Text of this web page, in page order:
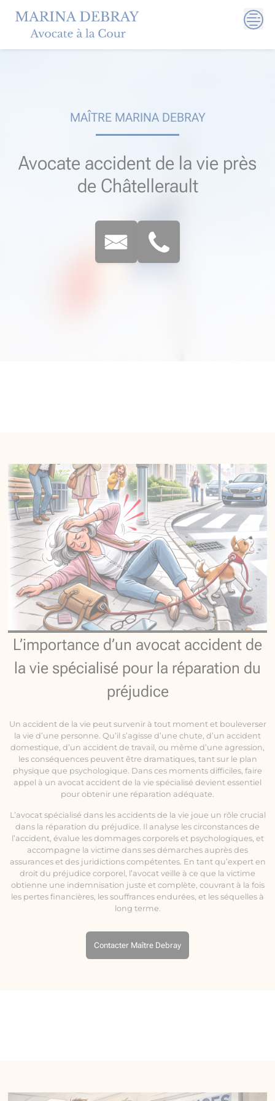
content
MAÎTRE MARINA DEBRAY
Avocate accident de la vie près
de Châtellerault
L’importance d’un avocat accident de
la vie spécialisé pour la réparation du
préjudice
Un accident de la vie peut survenir à tout moment et bouleverser
la vie d’une personne. Qu’il s’agisse d’une chute, d’un accident
domestique, d’un accident de travail, ou même d’une agression,
les conséquences peuvent être dramatiques, tant sur le plan
physique que psychologique. Dans ces moments difficiles, faire
appel à un avocat accident de la vie spécialisé devient essentiel
pour obtenir une réparation adéquate.
L’avocat spécialisé dans les accidents de la vie joue un rôle crucial
dans la réparation du préjudice. Il analyse les circonstances de
l’accident, évalue les dommages corporels et psychologiques, et
accompagne la victime dans ses démarches auprès des
assurances et des juridictions compétentes. En tant qu’expert en
droit du préjudice corporel, l’avocat veille à ce que la victime
obtienne une indemnisation juste et complète, couvrant à la fois
les pertes financières, les souffrances endurées, et les séquelles à
long terme.
Contacter Maître Debray